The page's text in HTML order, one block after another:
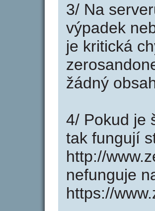
3/ Na
výpadek
je kritická
žádný
4/ Pokud je
tak fungují
http://
nefunguje
https://